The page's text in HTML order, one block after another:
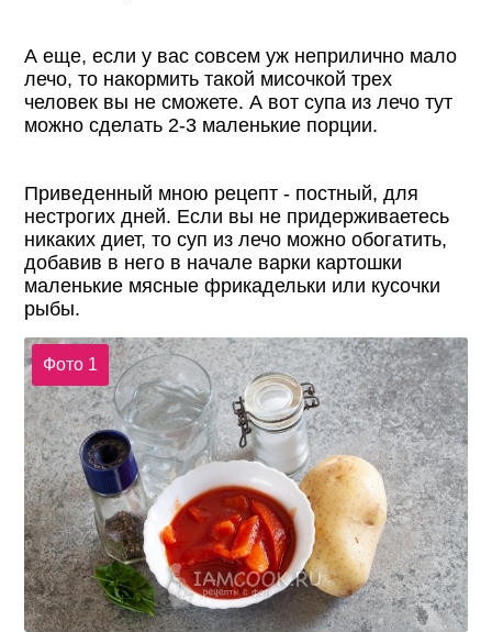
А еще, если у вас совсем уж неприлично мало
лечо, то накормить такой мисочкой трех
человек вы не сможете. А вот супа из лечо тут
можно сделать 2-3 маленькие порции.
Приведенный мною рецепт - постный, для
нестрогих дней. Если вы не придерживаетесь
никаких диет, то суп из лечо можно обогатить,
добавив в него в начале варки картошки
маленькие мясные фрикадельки или кусочки
рыбы.
Фото 1